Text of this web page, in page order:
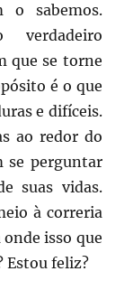
o sabemos.
verdadeiro
que se torne
é o que
e difíceis.
ao redor do
se perguntar
suas vidas.
à correria
isso que
Estou feliz?